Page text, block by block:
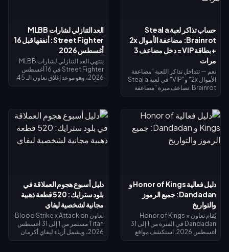
حساب تذاكر لعبة Steal a
Brainrot: مضاعفة الأموال 2x
+ بطاقة VIP = دخل مضاعف 3
مرات
نعم — تتداخل تذاكر اللعبة "مضاعفة
الأموال 2x" و"VIP" في لعبة Steal a
Brainrot. تضاعف ميزة "مضاعفة
لتعطيك بالضبط 3 أضعاف الدخل
الأساسي - وليس 4 أضعاف. تبلغ
تكلفة مضاعفة الأموال 2x نحو 119
(الإجمالي 618). اشترِ مضاعفة الأموال
العد التنازلي لشارات MLBB
Street Fighter: أنفقها قبل 16
أغسطس 2026
ينتهي العد التنازلي لشارات MLBB
Street Fighter في 16 أغسطس
2026، وهو موعد إغلاق تعاون الـ 45
الحدث، لذا احرص على استبدال كل
شيء الآن: تكلفة أزياء التقاطع
الرئيسية 1,200 شارة، والأزياء
الملونة البديلة 200 شارة. تحقق من
رصيدك في صفحة الحدث، واتبع قائمة
دليل فعالية Honor of Kings و
Dandadan: جميع الرموز
والتواريخ
يُقام تعاون Honor of Kings ×
Dandadan في الفترة من 1 إلى 31
أغسطس 2026. استكشف مواقع
دليل أسبوع هجوم العملاقة في
بلود سترايك: 520 قطعة ذهبية
مجانية لشخصية ليفاي
تعاون Blood Strike x Attack on
Titan مستمر من 1 إلى 31 أغسطس
2026، ويشمل أزياء ليفاي أكرمان